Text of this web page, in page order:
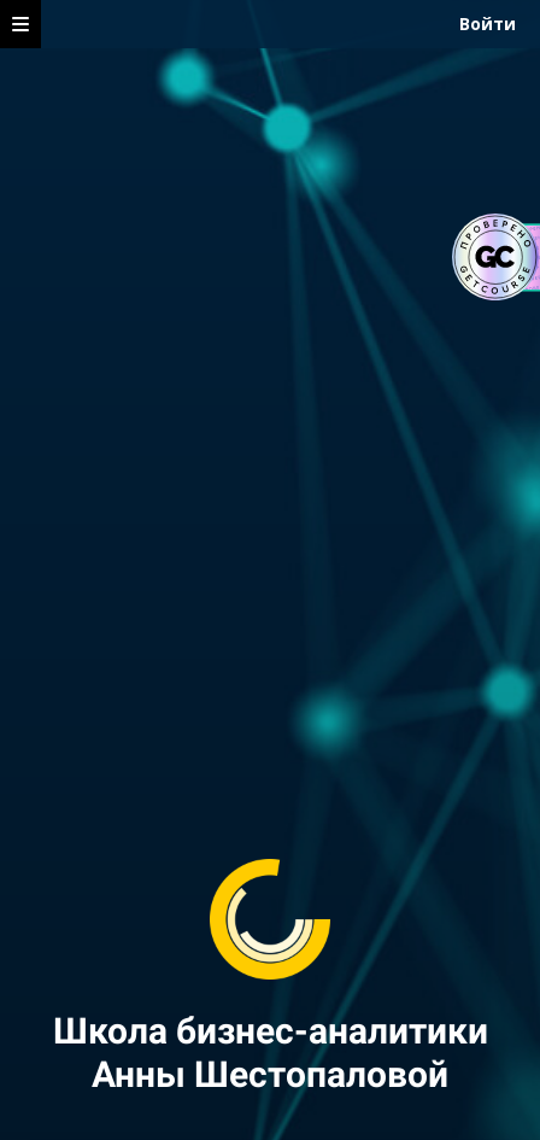
Школа бизнес-аналитики
Анны Шестопаловой
Войти